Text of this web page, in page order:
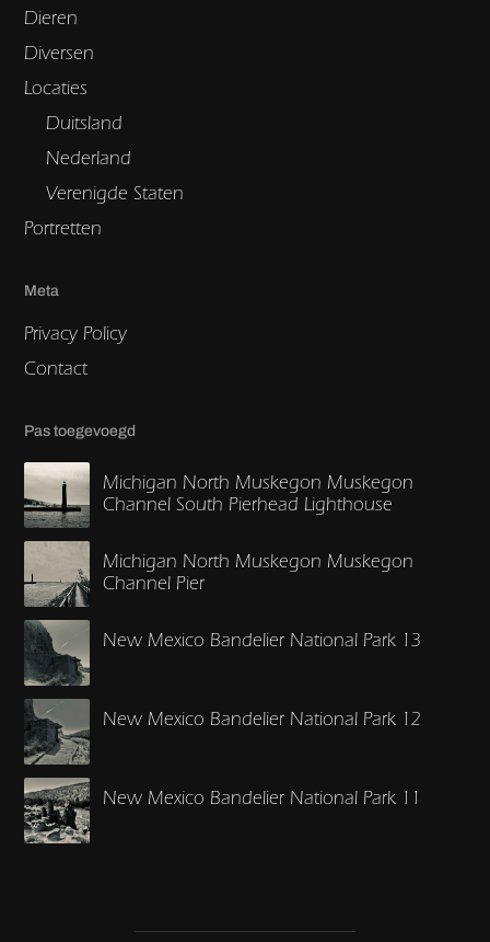
Dieren
Diversen
Locaties
Duitsland
Nederland
Verenigde Staten
Portretten
Meta
Privacy Policy
Contact
Pas toegevoegd
Michigan North Muskegon Muskegon
Channel South Pierhead Lighthouse
Michigan North Muskegon Muskegon
Channel Pier
New Mexico Bandelier National Park 13
New Mexico Bandelier National Park 12
New Mexico Bandelier National Park 11